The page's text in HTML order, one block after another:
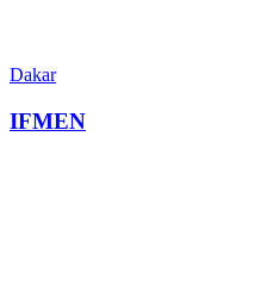
Dakar
IFMEN